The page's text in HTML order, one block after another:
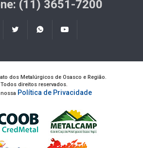
(11) 3651-7200
dos Metalúrgicos de Osasco e Região.
Todos direitos reservados.
Política de Privacidade